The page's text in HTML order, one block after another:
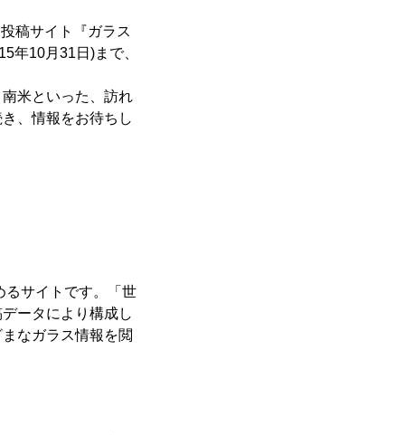
稿サイト『ガラス
年10月31日)まで、
米といった、訪れ
、情報をお待ちし
サイトです。「世
ータにより構成し
なガラス情報を閲